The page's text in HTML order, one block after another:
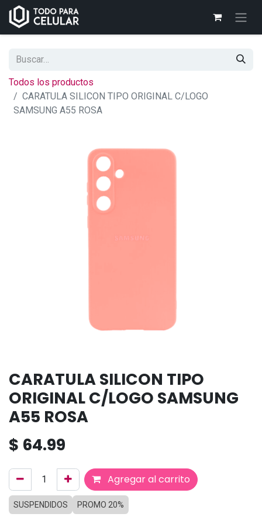
Todos los productos
CARATULA SILICON TIPO ORIGINAL C/LOGO
SAMSUNG A55 ROSA
CARATULA SILICON TIPO
ORIGINAL C/LOGO SAMSUNG
A55 ROSA
$ 64.99
Agregar al carrito
SUSPENDIDOS PROMO 20%